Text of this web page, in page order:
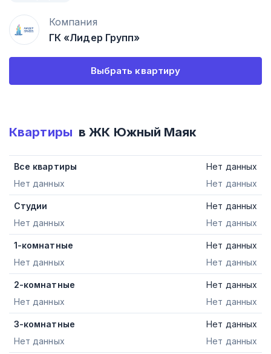
Компания
ГК «Лидер Групп»
Выбрать квартиру
Квартиры в ЖК Южный Маяк
Все квартиры
Нет данных
Нет данных
Нет данных
Студии
Нет данных
Нет данных
Нет данных
1-комнатные
Нет данных
Нет данных
Нет данных
2-комнатные
Нет данных
Нет данных
Нет данных
3-комнатные
Нет данных
Нет данных
Нет данных